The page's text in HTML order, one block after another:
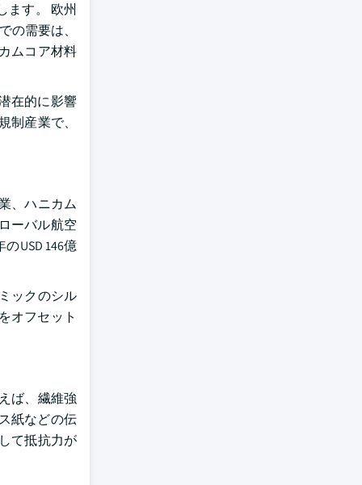
ます。 欧州
の需要は、
ムコア材料
在的に影響
産業で、
、ハニカム
ーバル航空
USD 146億
ックのシル
オフセット
ば、繊維強
紙などの伝
て抵抗力が